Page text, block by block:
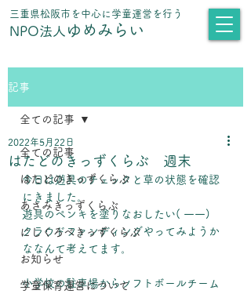
​三重県松阪市を中心に学童運営を行う
NPO法人 ゆめみらい
記事
全ての記事
はたどのきっずくらぶ
あさみきっずくらぶ
にしくろべきっずくらぶ
お知らせ
学童保育運営について
全ての記事
はたどのきっずくらぶ 週末
2022年5月22日
今日は遊具のチェックと草の状態を確認
にきました。
遊具のペンキを塗りなおしたい( 一一)
クラウドファンディングやってみようか
ななんて考えてます。
小学校の駐車場からソフトボールチーム